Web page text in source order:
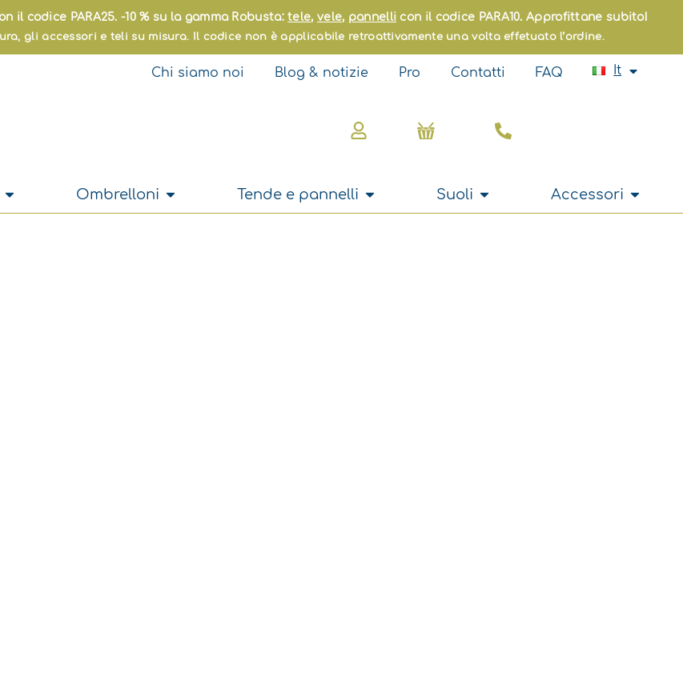
il codice PARA25. -10 % su la gamma Robusta:tele, vele, pannelli con il codice PARA10. Approfittane subito!
gli accessori e teli su misura. Il codice non è applicabile retroattivamente una volta effetuato l’ordine.
Chi siamo noi Blog & notizie Pro Contatti FAQ It
Fr
Pt
Nl
Carrello
Apri Su misuraOmbrelloni Apri OmbrelloniTende e pannelli Apri Tende e pannelli
Suoli Apri Suoli Accessori Apri